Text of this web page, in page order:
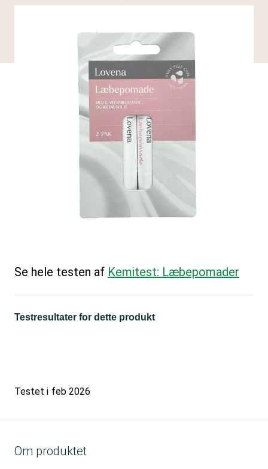
Se hele testen af Kemitest: Læbepomader
Testresultater for dette produkt
Testet i feb 2026
Om produktet